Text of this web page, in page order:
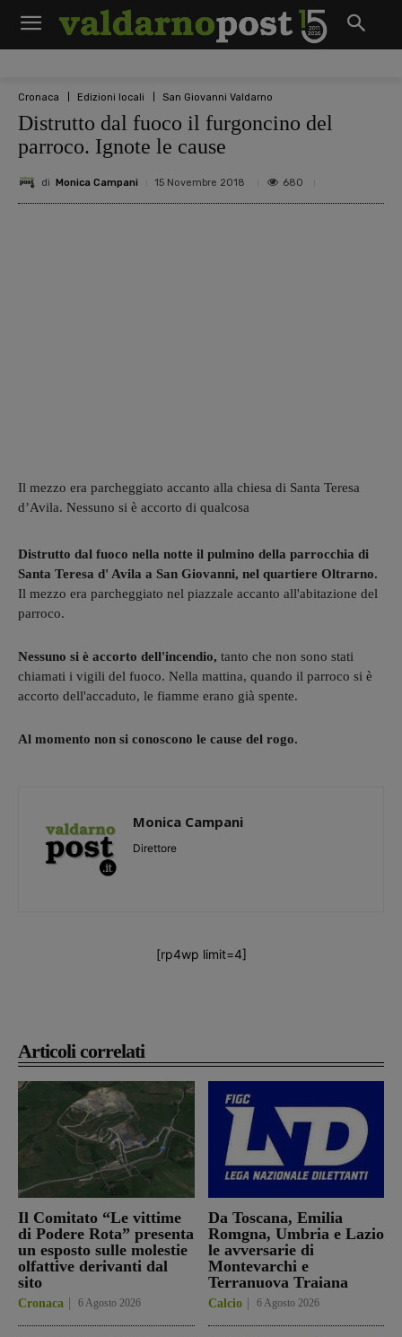
Cronaca Edizioni locali San Giovanni Valdarno
Distrutto dal fuoco il furgoncino del
parroco. Ignote le cause
di Monica Campani 15 Novembre 2018 680
Articoli correlati
Il Comitato “Le vittime
di Podere Rota” presenta
un esposto sulle molestie
olfattive derivanti dal
sito
Cronaca 6 Agosto 2026
Da Toscana, Emilia
Romgna, Umbria e Lazio
le avversarie di
Montevarchi e
Terranuova Traiana
Calcio 6 Agosto 2026
Il mezzo era parcheggiato accanto alla chiesa di Santa Teresa
d’Avila. Nessuno si è accorto di qualcosa
Distrutto dal fuoco nella notte il pulmino della parrocchia di
Santa Teresa d' Avila a San Giovanni, nel quartiere Oltrarno.
Il mezzo era parcheggiato nel piazzale accanto all'abitazione del
parroco.
Nessuno si è accorto dell'incendio, tanto che non sono stati
chiamati i vigili del fuoco. Nella mattina, quando il parroco si è
accorto dell'accaduto, le fiamme erano già spente.
Al momento non si conoscono le cause del rogo.
Monica Campani
Direttore
[rp4wp limit=4]